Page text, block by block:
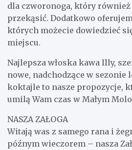
dla czworonoga, który również
przekąsić. Dodatkowo
których możecie dowiedzieć
miejscu.
Najlepsza włoska kawa Illy,
nowe, nadchodzące w
koktajle to nasze propozycje,
umilą Wam czas w Małym
NASZA ZAŁOGA
Witają was z samego rana i
późnym wieczorem – nasza